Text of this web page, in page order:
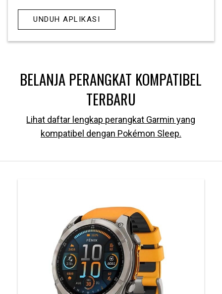
UNDUH APLIKASI
BELANJA PERANGKAT KOMPATIBEL
TERBARU
Lihat daftar lengkap perangkat Garmin yang
kompatibel dengan Pokémon Sleep.